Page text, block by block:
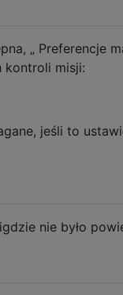
„ Preferencje
kontroli misji:
jeśli to
nie było